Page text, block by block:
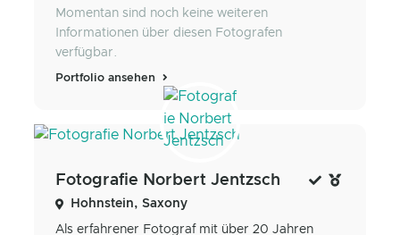
Momentan sind noch keine weiteren
Informationen über diesen Fotografen
verfügbar.
Portfolio ansehen
Fotografie Norbert Jentzsch
Hohnstein, Saxony
Als erfahrener Fotograf mit über 20 Jahren